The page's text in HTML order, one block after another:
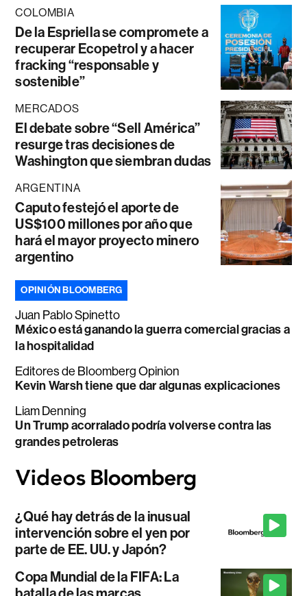
COLOMBIA
De la Espriella se compromete a
recuperar Ecopetrol y a hacer
fracking “responsable y
sostenible”
MERCADOS
El debate sobre “Sell América”
resurge tras decisiones de
Washington que siembran dudas
ARGENTINA
Caputo festejó el aporte de
US$100 millones por año que
hará el mayor proyecto minero
argentino
OPINIÓN BLOOMBERG
Juan Pablo Spinetto
México está ganando la guerra comercial gracias a
la hospitalidad
Editores de Bloomberg Opinion
Kevin Warsh tiene que dar algunas explicaciones
Liam Denning
Un Trump acorralado podría volverse contra las
grandes petroleras
¿Qué hay detrás de la inusual
intervención sobre el yen por
parte de EE. UU. y Japón?
Copa Mundial de la FIFA: La